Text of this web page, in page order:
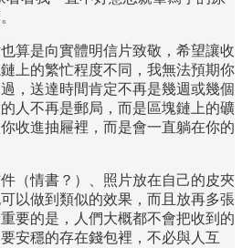
算是向實體明信片致敬，希望讓收
上的繁忙程度不同，我無法預期你
，送達時間肯定不再是幾週或幾個
人不再是郵局，而是區塊鏈上的礦
收進抽屜裡，而是會一直躺在你的
（情書？）、照片放在自己的皮夾
以做到類似的效果，而且放再多張
要的是，人們大概都不會把收到的
安穩的存在錢包裡，不必與人互